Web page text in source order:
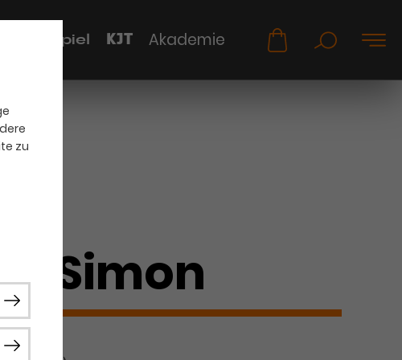
zu
Schauspiel KJT Akademie
Simon